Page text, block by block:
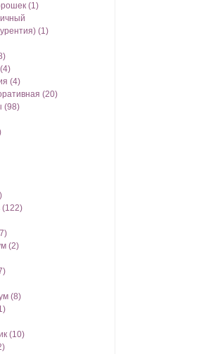
(1)
(1)
(4)
(20)
(98)
(122)
(2)
(8)
(10)